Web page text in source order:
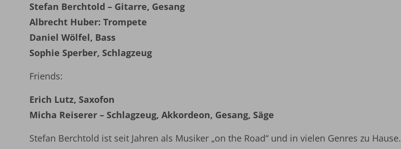
Stefan Berchtold – Gitarre, Gesang
Albrecht Huber: Trompete
Daniel Wölfel, Bass
Sophie Sperber, Schlagzeug
Friends:
Erich Lutz, Saxofon
Micha Reiserer – Schlagzeug, Akkordeon, Gesang, Säge
Stefan Berchtold ist seit Jahren als Musiker „on the Road“ und in vielen Genres zu Hause.